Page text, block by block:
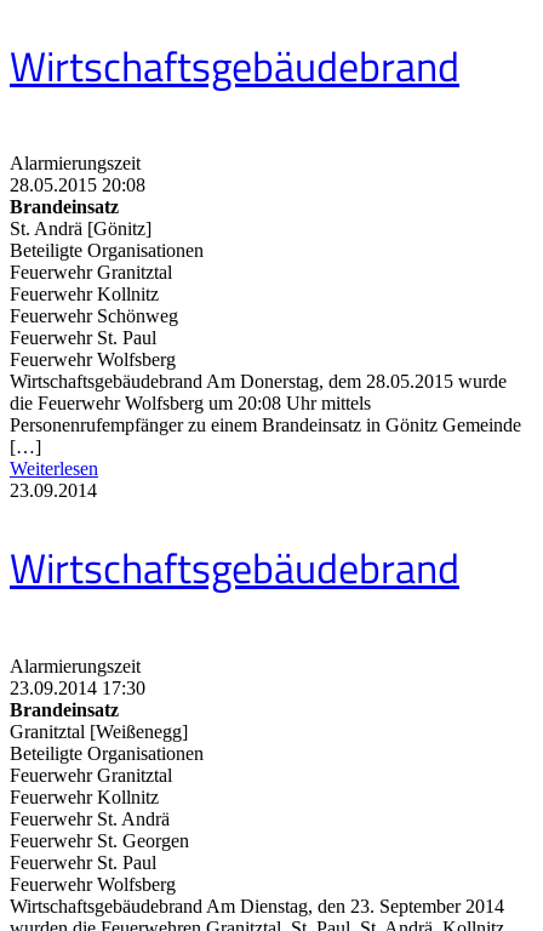
Wirtschaftsgebäudebrand
Alarmierungszeit
28.05.2015 20:08
Brandeinsatz
St. Andrä [Gönitz]
Beteiligte Organisationen
Feuerwehr Granitztal
Feuerwehr Kollnitz
Feuerwehr Schönweg
Feuerwehr St. Paul
Feuerwehr Wolfsberg
Wirtschaftsgebäudebrand Am Donerstag, dem 28.05.2015 wurde
die Feuerwehr Wolfsberg um 20:08 Uhr mittels
Personenrufempfänger zu einem Brandeinsatz in Gönitz Gemeinde
[…]
Weiterlesen
23.09.2014
Wirtschaftsgebäudebrand
Alarmierungszeit
23.09.2014 17:30
Brandeinsatz
Granitztal [Weißenegg]
Beteiligte Organisationen
Feuerwehr Granitztal
Feuerwehr Kollnitz
Feuerwehr St. Andrä
Feuerwehr St. Georgen
Feuerwehr St. Paul
Feuerwehr Wolfsberg
Wirtschaftsgebäudebrand Am Dienstag, den 23. September 2014